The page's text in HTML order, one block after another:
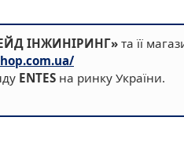
ІНЖИНІРИНГ» та її
ENTES на ринку України.